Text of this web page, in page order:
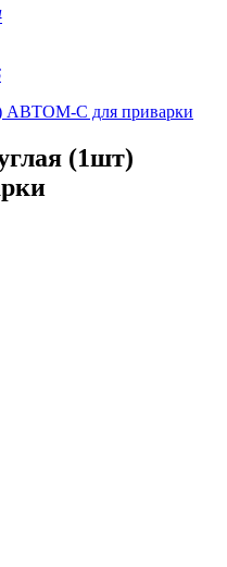
(1шт)